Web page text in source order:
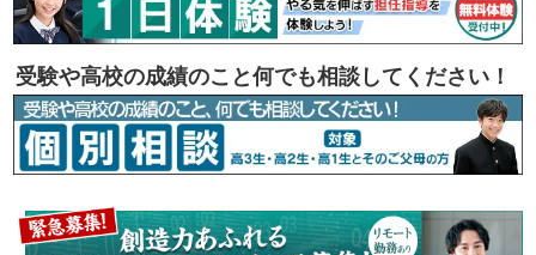
受験や高校の成績のこと何でも相談してください！